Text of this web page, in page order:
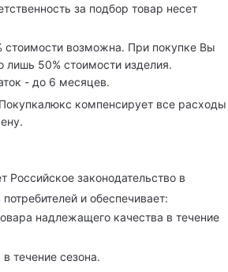
за подбор товар несет
стоимости возможна. При покупке Вы
лишь 50% стоимости изделия.
- до 6 месяцев.
компенсирует все расходы
Российское законодательство в
и обеспечивает:
надлежащего качества в течение
течение сезона.